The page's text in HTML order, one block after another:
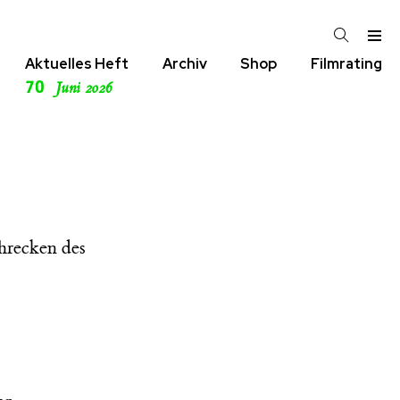
Aktuelles Heft
70 Juni 2026
Archiv Shop Filmrating
des